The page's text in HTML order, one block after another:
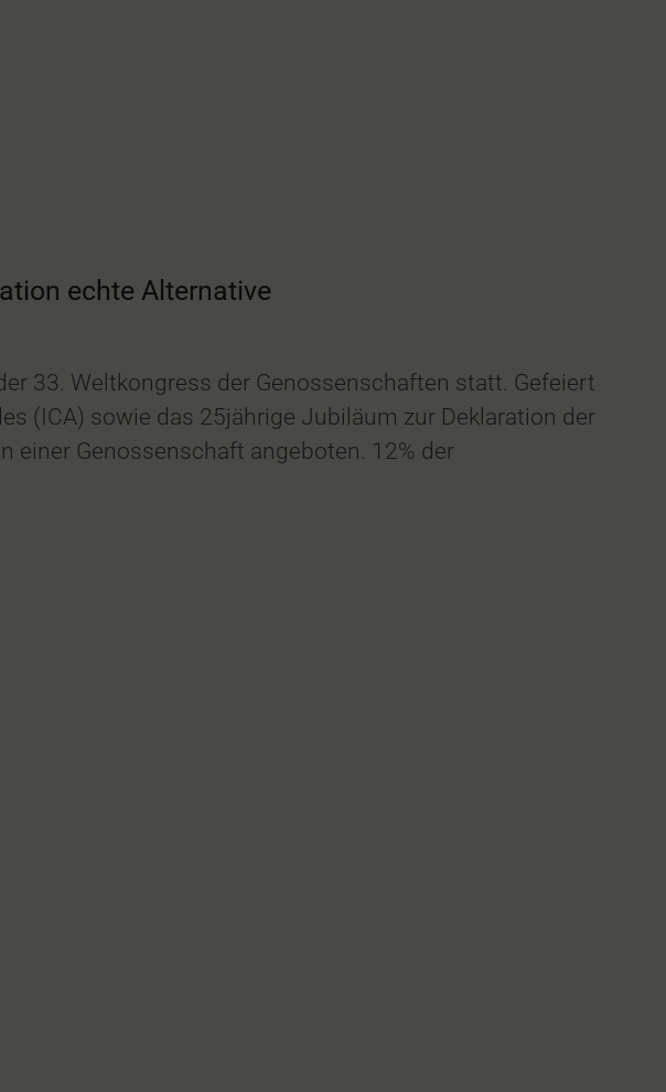
echte Alternative
33. Weltkongress der Genossenschaften statt. Gefeiert
(ICA) sowie das 25jährige Jubiläum zur Deklaration der
Genossenschaft angeboten. 12% der